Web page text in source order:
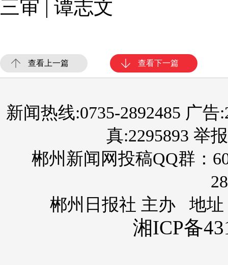
三审 | 谭志文
查看上一篇 查看下一篇
新闻热线:0735-2892485 广告
真:2295893 举
郴州新闻网投稿QQ群：
郴州日报社 主办 地址
湘ICP备